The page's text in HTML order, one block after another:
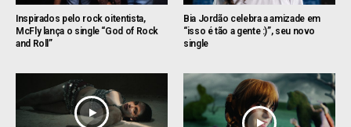
Inspirados pelo rock oitentista,
McFly lança o single “God of Rock
and Roll”
Bia Jordão celebra a amizade em
“isso é tão a gente :)”, seu novo
single